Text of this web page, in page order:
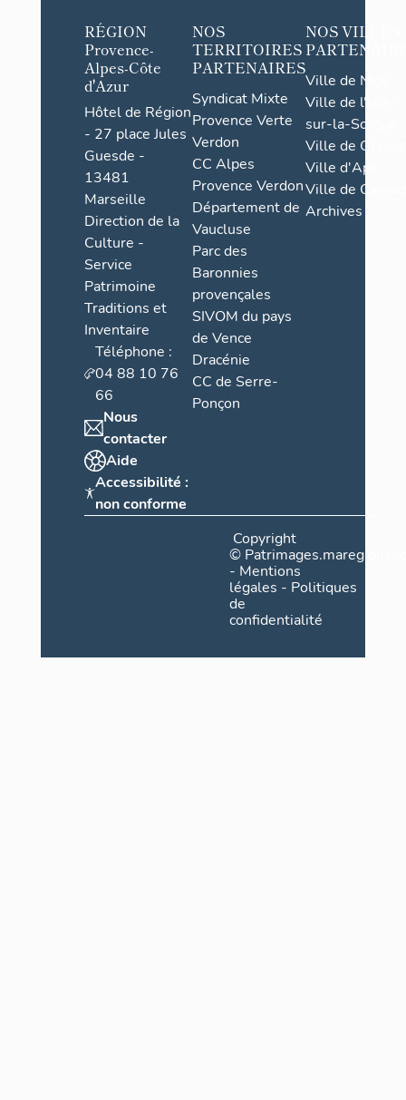
RÉGION
Provence-
Alpes-Côte
d'Azur
Hôtel de Région
- 27 place Jules
Guesde -
13481
Marseille
Direction de la
Culture -
Service
Patrimoine
Traditions et
Inventaire
Téléphone :
04 88 10 76
66
Nous
contacter
Aide
Accessibilité :
non conforme
NOS
TERRITOIRES
PARTENAIRES
Syndicat Mixte
Provence Verte
Verdon
CC Alpes
Provence Verdon
Département de
Vaucluse
Parc des
Baronnies
provençales
SIVOM du pays
de Vence
Dracénie
CC de Serre-
Ponçon
NOS VILLES
Ville de Nice
Ville de l'Isle-
sur-la-Sorgue
Ville de Grasse
Ville d'Apt
Ville de
Archives
Copyright
©
- Mentions
légales - Politiques
de
confidentialité